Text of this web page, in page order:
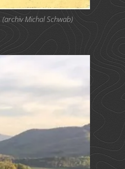
Michal Schwab)